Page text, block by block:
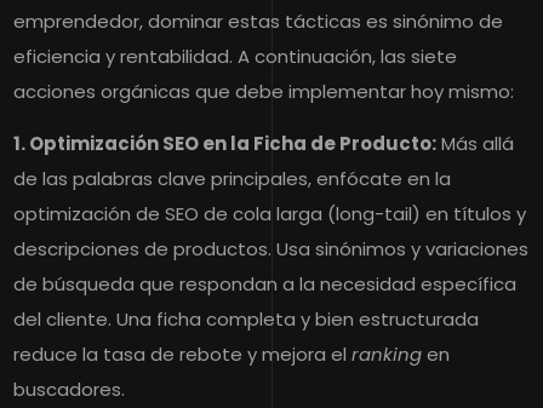
emprendedor, dominar estas tácticas es sinónimo de
eficiencia y rentabilidad. A continuación, las siete
acciones orgánicas que debe implementar hoy mismo:
1. Optimización SEO en la Ficha de Producto:Más allá
de las palabras clave principales, enfócate en la
optimización de SEO de cola larga (long-tail) en títulos y
descripciones de productos. Usa sinónimos y variaciones
de búsqueda que respondan a la necesidad específica
del cliente. Una ficha completa y bien estructurada
reduce la tasa de rebote y mejora el rankingen
buscadores.